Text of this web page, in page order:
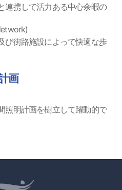
連携して活力ある中心余暇の
び街路施設によって快適な歩
画
照明計画を樹立して躍動的で